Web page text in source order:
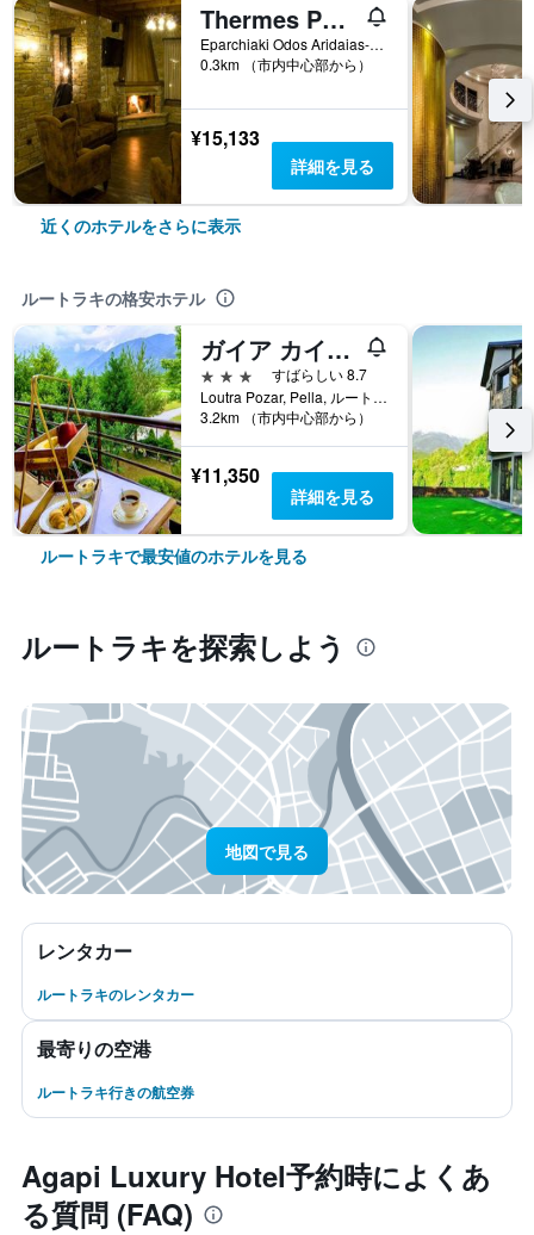
Thermes Pozar Resort
Eparchiaki Odos Aridaias-Loutron, ルートラキ, ギリシャ
0.3km （市内中心部から）
¥15,133
詳細を見る
近くのホテルをさらに表示
ルートラキの格安ホテル
ガイア カイマクツァラン
3つ星
すばらしい 8.7
Loutra Pozar, Pella, ルートラキ, ギリシャ
3.2km （市内中心部から）
¥11,350
詳細を見る
ルートラキで最安値のホテルを見る
ルートラキ​を探索しよう
地図で見る
レンタカー
ルートラキのレンタカー
最寄りの空港
ルートラキ行きの航空券
Agapi Luxury Hotel予約時によくあ
る質問 (FAQ)